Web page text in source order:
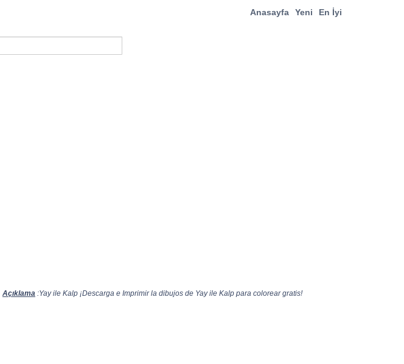
Anasayfa Yeni En İyi
Açıklama :Yay ile Kalp ¡Descarga e Imprimir la dibujos de Yay ile Kalp para colorear gratis!